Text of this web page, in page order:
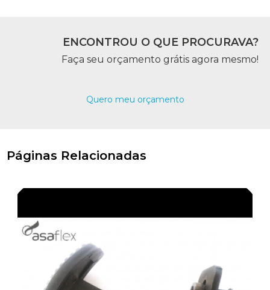
ENCONTROU O QUE PROCURAVA?
Faça seu orçamento grátis agora mesmo!
Quero meu orçamento
Páginas Relacionadas